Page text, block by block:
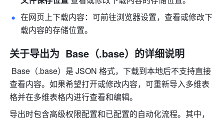
在网页上下载内容：可前往浏览器设置，查看或修改下
载内容的存储位置。
关于导出为  Base（.base）的详细说明
Base （.base）是 JSON 格式，下载到本地后不支持直接
查看内容。如果希望打开或修改内容，可重新导入多维表
格并在多维表格内进行查看和编辑。
导出时包含高级权限配置和已配置的自动化流程。其中，